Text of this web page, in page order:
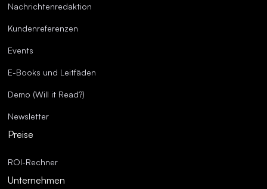
Nachrichtenredaktion
Kundenreferenzen
Events
E-Books und Leitfäden
Demo (Will it Read?)
Newsletter
Preise
ROI-Rechner
Unternehmen